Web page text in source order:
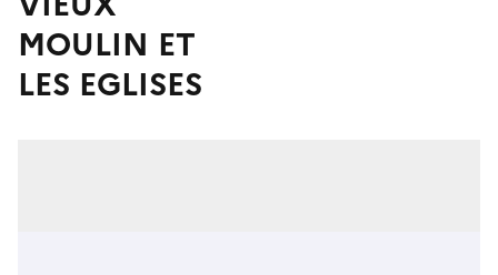
MOULIN ET
LES EGLISES